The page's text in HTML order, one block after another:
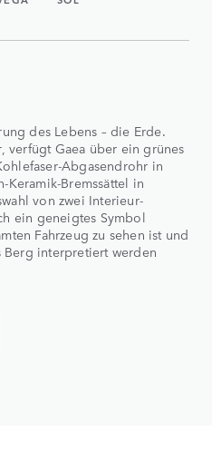
des Lebens – die Erde.
verfügt Gaea über ein grünes
Abgasendrohr in
Keramik-Bremssättel in
von zwei Interieur-
ein geneigtes Symbol
Fahrzeug zu sehen ist und
Berg interpretiert werden